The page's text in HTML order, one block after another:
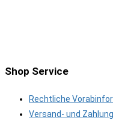
Shop Service
Rechtliche
Versand- und